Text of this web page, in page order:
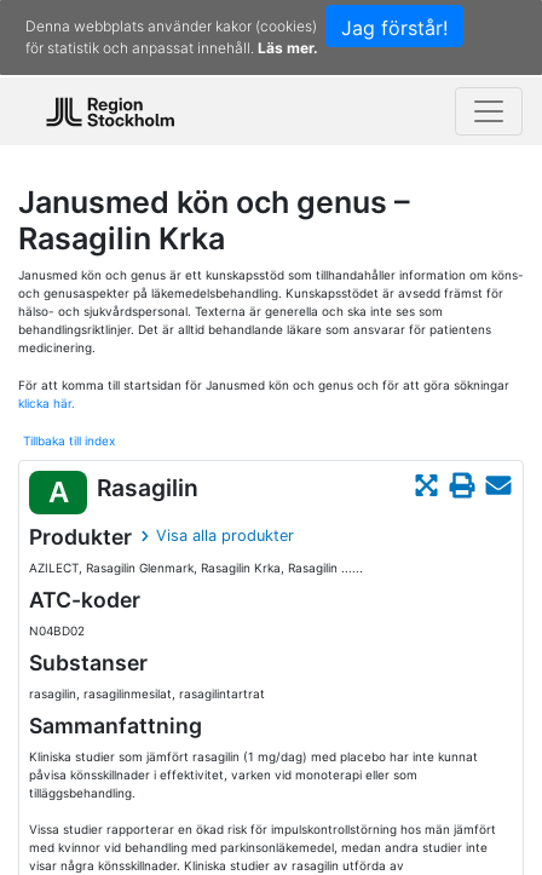
Jag förstår!
Denna webbplats använder kakor (cookies)
för statistik och anpassat innehåll. Läs mer.
Janusmed kön och genus –
Rasagilin Krka
Janusmed kön och genus är ett kunskapsstöd som tillhandahåller information om köns-
och genusaspekter på läkemedelsbehandling. Kunskapsstödet är avsedd främst för
hälso- och sjukvårdspersonal. Texterna är generella och ska inte ses som
behandlingsriktlinjer. Det är alltid behandlande läkare som ansvarar för patientens
medicinering.
För att komma till startsidan för Janusmed kön och genus och för att göra sökningar
klicka här.
Tillbaka till index
A Rasagilin
Produkter Visa alla produkter
AZILECT, Rasagilin Glenmark, Rasagilin Krka, Rasagilin ......
ATC-koder
N04BD02
Substanser
rasagilin, rasagilinmesilat, rasagilintartrat
Sammanfattning
Kliniska studier som jämfört rasagilin (1 mg/dag) med placebo har inte kunnat
påvisa könsskillnader i effektivitet, varken vid monoterapi eller som
tilläggsbehandling.
Vissa studier rapporterar en ökad risk för impulskontrollstörning hos män jämfört
med kvinnor vid behandling med parkinsonläkemedel, medan andra studier inte
visar några könsskillnader. Kliniska studier av rasagilin utförda av